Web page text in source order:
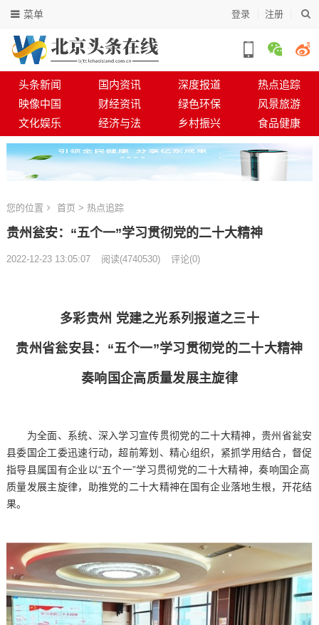
登录 注册
菜单
头条新闻 国内资讯 深度报道
热点追踪
映像中国
财经资讯 绿色环保
风景旅游
文化娱乐
经济与法 乡村振兴 食品健康
您的位置 首页 > 热点追踪
贵州瓮安：“五个一”学习贯彻党的二十大精神
2022-12-23 13:05:07 阅读(4740530) 评论(0)
多彩贵州 党建之光系列报道之三十
贵州省瓮安县：“五个一”学习贯彻党的二十大精神
奏响国企高质量发展主旋律
为全面、系统、深入学习宣传贯彻党的二十大精神，贵州省瓮安
县委国企工委迅速行动，超前筹划、精心组织，紧抓学用结合，督促
指导县属国有企业以“五个一”学习贯彻党的二十大精神，奏响国企高
质量发展主旋律，助推党的二十大精神在国有企业落地生根，开花结
果。